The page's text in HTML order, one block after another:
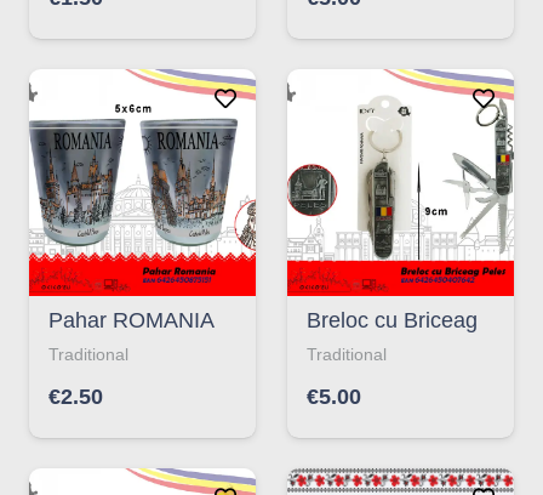
Pahar ROMANIA
Traditional
€2.50
Breloc cu Briceag
Traditional
€5.00